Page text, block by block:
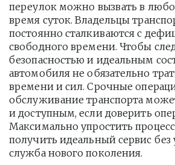
переулок можно вызвать в
время суток. Владельцы
постоянно сталкиваются с
свободного времени. Чтобы
безопасностью и идеальным
автомобиля не обязательно
времени и сил. Срочные
обслуживание транспорта
и доступным, если доверить
Максимально упростить
получить идеальный сервис
служба нового поколения.